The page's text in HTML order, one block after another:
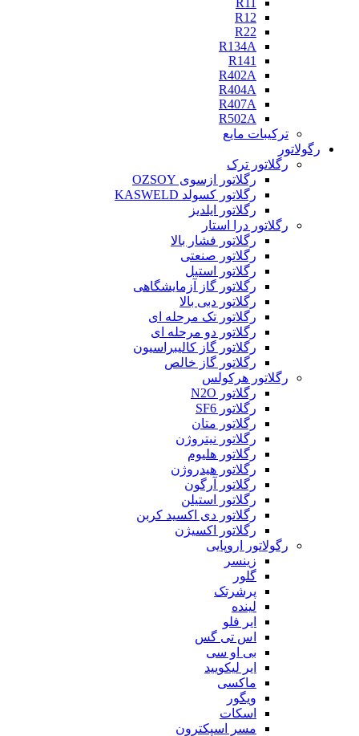
R11
R12
R22
R134A
R141
R402A
R404A
R407A
R502A
ترکیبات مایع
رگولاتور
رگلاتور ترک
رگلاتور ازسوی OZSOY
رگلاتور کسولد KASWELD
رگلاتور ایلدیز
رگلاتور درا استار
رگلاتور فشار بالا
رگلاتور صنعتی
رگلاتور استیل
رگلاتور گاز آزمایشگاهی
رگلاتور دبی بالا
رگلاتور تک مرحله ای
رگلاتور دو مرحله ای
رگلاتور گاز کالیبراسیون
رگلاتور گاز خالص
رگلاتور هرکولس
رگلاتور N2O
رگلاتور SF6
رگلاتور متان
رگلاتور نیتروژن
رگلاتور هلیوم
رگلاتور هیدروژن
رگلاتور آرگون
رگلاتور استیلن
رگلاتور دی اکسید کربن
رگلاتور اکسیژن
رگولاتور اروپایی
زینسر
گلور
پرشرتک
لینده
ایر فلو
اس تی گس
بی او سی
ایر لیکویید
ماکسی
ویگور
اسکات
مسر اسپکترون